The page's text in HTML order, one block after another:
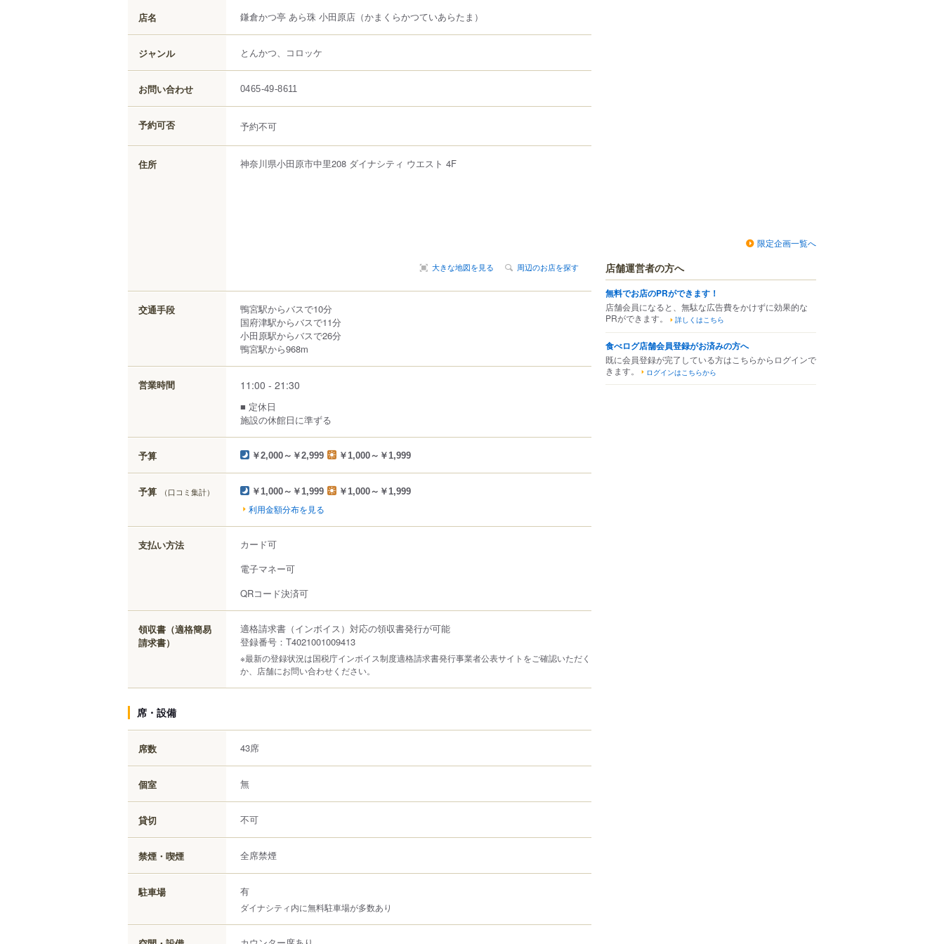
店名 鎌倉かつ亭 あら珠 小田原店 （かまくらかつていあらたま）
ジャンル とんかつ、コロッケ
お問い合わせ 0465-49-8611
予約可否 予約不可
住所 神奈川県小田原市中里208 ダイナシティ ウエスト 4F
大きな地図を見る 周辺のお店を探す
交通手段
鴨宮駅からバスで10分
国府津駅からバスで11分
小田原駅からバスで26分
鴨宮駅から968m
営業時間 11:00 - 21:30
■ 定休日
施設の休館日に準ずる
予算 ￥2,000～￥2,999 ￥1,000～￥1,999
予算 （口コミ集計） ￥1,000～￥1,999 ￥1,000～￥1,999
利用金額分布を見る
支払い方法
カード可
電子マネー可
QRコード決済可
領収書（適格簡易
請求書）
適格請求書（インボイス）対応の領収書発行が可能
登録番号：T4021001009413
※最新の登録状況は国税庁インボイス制度適格請求書発行事業者公表サイトをご確認いただく
か、店舗にお問い合わせください。
席・設備
席数 43席
個室 無
貸切 不可
禁煙・喫煙 全席禁煙
駐車場 有
ダイナシティ内に無料駐車場が多数あり
限定企画一覧へ
店舗運営者の方へ
無料でお店のPRができます！
店舗会員になると、無駄な広告費をかけずに効果的な
PRができます。
詳しくはこちら
食べログ店舗会員登録がお済みの方へ
既に会員登録が完了している方はこちらからログインで
きます。
ログインはこちらから